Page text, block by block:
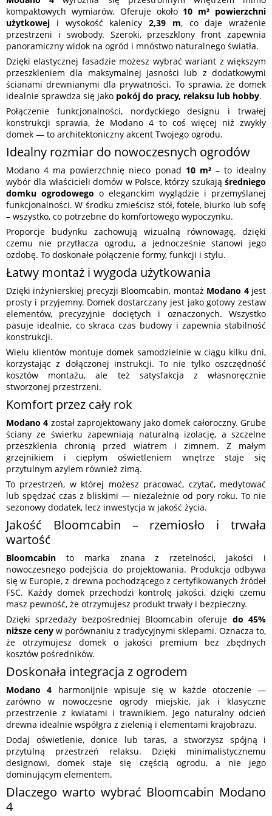
kompaktowych wymiarów. Oferuje około 10 m² powierzchni
użytkowej i wysokość kalenicy 2,39 m, co daje wrażenie
przestrzeni i swobody. Szeroki, przeszklony front zapewnia
panoramiczny widok na ogród i mnóstwo naturalnego światła.
Dzięki elastycznej fasadzie możesz wybrać wariant z większym
przeszkleniem dla maksymalnej jasności lub z dodatkowymi
ścianami drewnianymi dla prywatności. To sprawia, że domek
idealnie sprawdza się jako pokój do pracy, relaksu lub hobby.
Połączenie funkcjonalności, nordyckiego designu i trwałej
konstrukcji sprawia, że Modano 4 to coś więcej niż zwykły
domek — to architektoniczny akcent Twojego ogrodu.
Idealny rozmiar do nowoczesnych ogrodów
Modano 4 ma powierzchnię nieco ponad 10 m²– to idealny
wybór dla właścicieli domów w Polsce, którzy szukają średniego
domku ogrodowego o eleganckim wyglądzie i przemyślanej
funkcjonalności. W środku zmieścisz stół, fotele, biurko lub sofę
– wszystko, co potrzebne do komfortowego wypoczynku.
Proporcje budynku zachowują wizualną równowagę, dzięki
czemu nie przytłacza ogrodu, a jednocześnie stanowi jego
ozdobę. To doskonałe połączenie formy, funkcji i stylu.
Łatwy montaż i wygoda użytkowania
Dzięki inżynierskiej precyzji Bloomcabin, montaż Modano 4jest
prosty i przyjemny. Domek dostarczany jest jako gotowy zestaw
elementów, precyzyjnie dociętych i oznaczonych. Wszystko
pasuje idealnie, co skraca czas budowy i zapewnia stabilność
konstrukcji.
Wielu klientów montuje domek samodzielnie w ciągu kilku dni,
korzystając z dołączonej instrukcji. To nie tylko oszczędność
kosztów montażu, ale też satysfakcja z własnoręcznie
stworzonej przestrzeni.
Komfort przez cały rok
Modano 4 został zaprojektowany jako domek całoroczny. Grube
ściany ze świerku zapewniają naturalną izolację, a szczelne
przeszklenia chronią przed wiatrem i zimnem. Z małym
grzejnikiem i ciepłym oświetleniem wnętrze staje się
przytulnym azylem również zimą.
To przestrzeń, w której możesz pracować, czytać, medytować
lub spędzać czas z bliskimi — niezależnie od pory roku. To nie
sezonowy dodatek, lecz inwestycja w jakość życia.
Jakość Bloomcabin – rzemiosło i trwała
wartość
Bloomcabin to marka znana z rzetelności, jakości i
nowoczesnego podejścia do projektowania. Produkcja odbywa
się w Europie, z drewna pochodzącego z certyfikowanych źródeł
FSC. Każdy domek przechodzi kontrolę jakości, dzięki czemu
masz pewność, że otrzymujesz produkt trwały i bezpieczny.
Dzięki sprzedaży bezpośredniej Bloomcabin oferuje do 45%
niższe ceny w porównaniu z tradycyjnymi sklepami. Oznacza to,
że otrzymujesz domek o jakości premium bez zbędnych
kosztów pośredników.
Doskonała integracja z ogrodem
Modano 4 harmonijnie wpisuje się w każde otoczenie —
zarówno w nowoczesne ogrody miejskie, jak i klasyczne
przestrzenie z kwiatami i trawnikiem. Jego naturalny odcień
drewna idealnie współgra z zielenią i elementami krajobrazu.
Dodaj oświetlenie, donice lub taras, a stworzysz spójną i
przytulną przestrzeń relaksu. Dzięki minimalistycznemu
designowi, domek staje się częścią ogrodu, a nie jego
dominującym elementem.
Dlaczego warto wybrać Bloomcabin Modano
4